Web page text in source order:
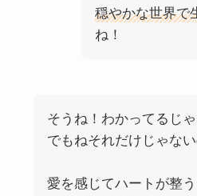
穏やかな世界で
ね！
そうね！わかってるじゃ
でもねそれだけじゃない
愛を感じてハートが整